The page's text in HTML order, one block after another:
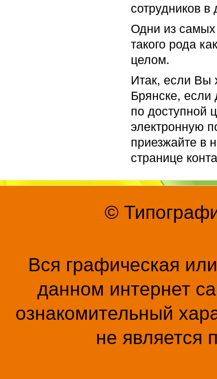
сотрудников
Одни из самых
такого рода
целом.
Итак, если Вы
Брянске, если
по доступной
электронную
приезжайте в
странице
©
Вся графическая
данном интернет
ознакомительный
не является